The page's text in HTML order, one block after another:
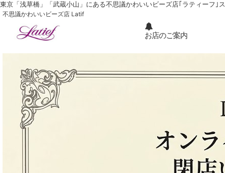
東京「浅草橋」「武蔵小山」にある不思議かわいいビーズ店｢ラティーフ｣
不思議かわいいビーズ店 Latif
お店のご案内